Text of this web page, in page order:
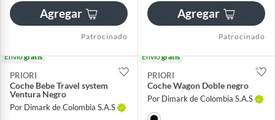
Agregar
Patrocinado
Agregar
Patrocinado
Envíogratis
PRIORI
Coche Bebe Travel system
Ventura Negro
Por Dimark de Colombia S.A.S
Envíogratis
PRIORI
Coche Wagon Doble negro
Por Dimark de Colombia S.A.S